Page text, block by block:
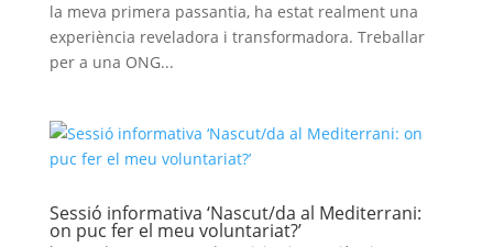
la meva primera passantia, ha estat realment una
experiència reveladora i transformadora. Treballar
per a una ONG...
Sessió informativa ‘Nascut/da al Mediterrani:
on puc fer el meu voluntariat?’